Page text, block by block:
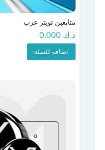
متابعين تويتر عرب
د.ك 0.000
اضافة للسلة